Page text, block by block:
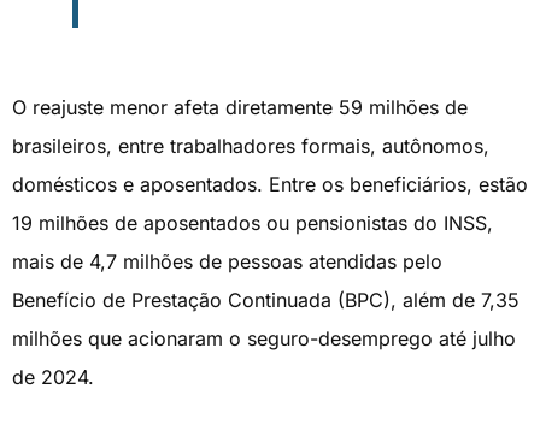
O reajuste menor afeta diretamente 59 milhões de
brasileiros, entre trabalhadores formais, autônomos,
domésticos e aposentados. Entre os beneficiários, estão
19 milhões de aposentados ou pensionistas do INSS,
mais de 4,7 milhões de pessoas atendidas pelo
Benefício de Prestação Continuada (BPC), além de 7,35
milhões que acionaram o seguro-desemprego até julho
de 2024.